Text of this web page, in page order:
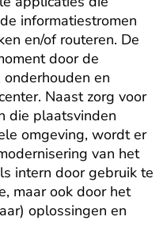
informatiestromen
en/of routeren. De
door de
en
Naast zorg voor
die plaatsvinden
omgeving, wordt er
van het
intern door gebruik te
maar ook door het
oplossingen en